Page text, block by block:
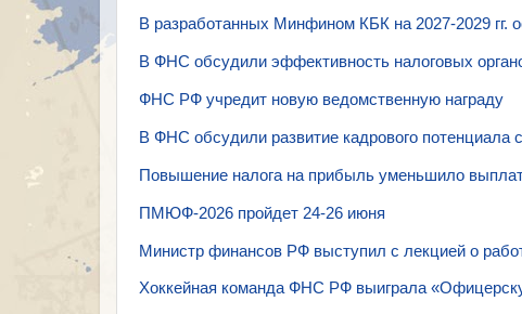
В разработанных Минфином КБК на 2027-2029 гг.
В ФНС обсудили эффективность налоговых
ФНС РФ учредит новую ведомственную награду
В ФНС обсудили развитие кадрового потенциала
Повышение налога на прибыль уменьшило
ПМЮФ-2026 пройдет 24-26 июня
Министр финансов РФ выступил с лекцией о
Хоккейная команда ФНС РФ выиграла